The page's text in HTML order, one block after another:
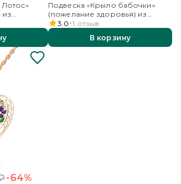
из
с
Подвеска «Крыло бабочки»
(пожелание здоровья) из
комбинированного золота с
топазами и эмалью
3.0 1 отзыв
В корзину
-64%